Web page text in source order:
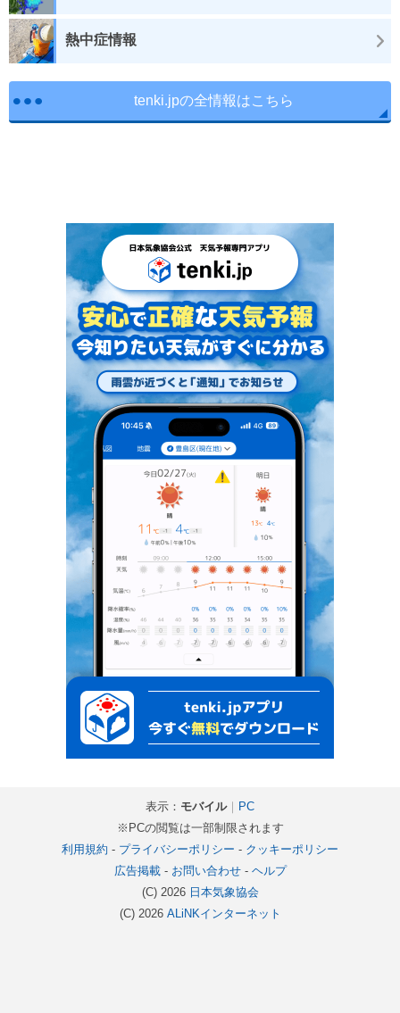
熱中症情報
tenki.jpの全情報はこちら
表示： モバイル｜
PC
※PCの閲覧は一部制限されます
利用規約 - プライバシーポリシー - クッキーポリシー
広告掲載- お問い合わせ- ヘルプ
(C) 2026 日本気象協会
(C) 2026 ALiNKインターネット